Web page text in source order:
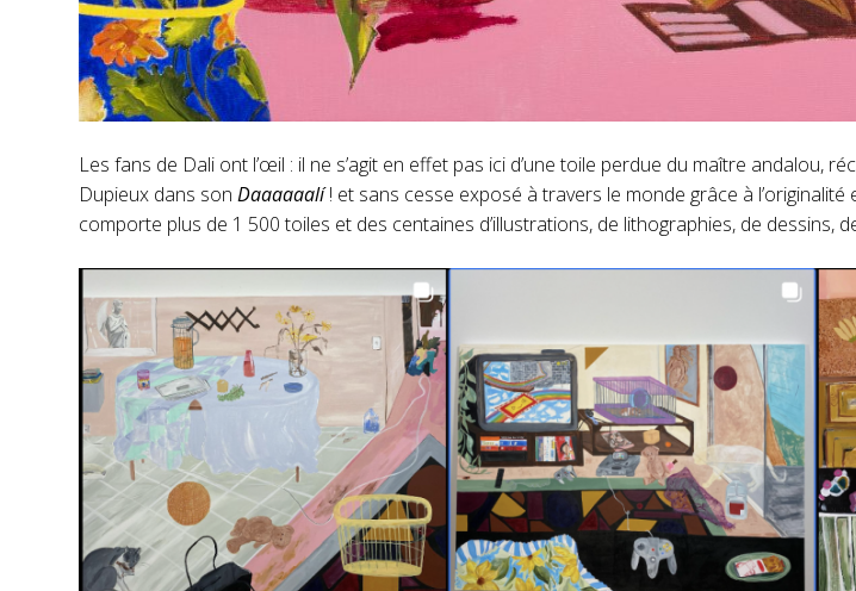
Les fans de Dali ont l’œil : il ne s’agit en effet pas ici d’une toile perdue du maître andalou,
Dupieux dans son Daaaaaalí! et sans cesse exposé à travers le monde grâce à
comporte plus de 1 500 toiles et des centaines d’illustrations, de lithographies, de dessins,